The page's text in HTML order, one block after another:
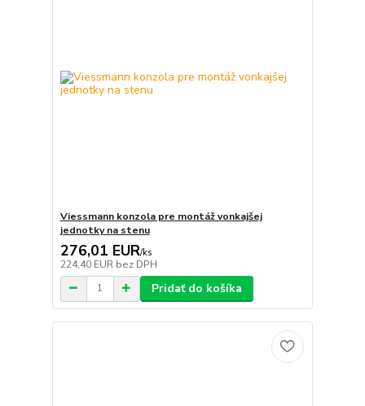
Viessmann konzola pre montáž vonkajšej
jednotky na stenu
276,01 EUR/ks
224,40 EUR bez DPH
Pridať do košíka